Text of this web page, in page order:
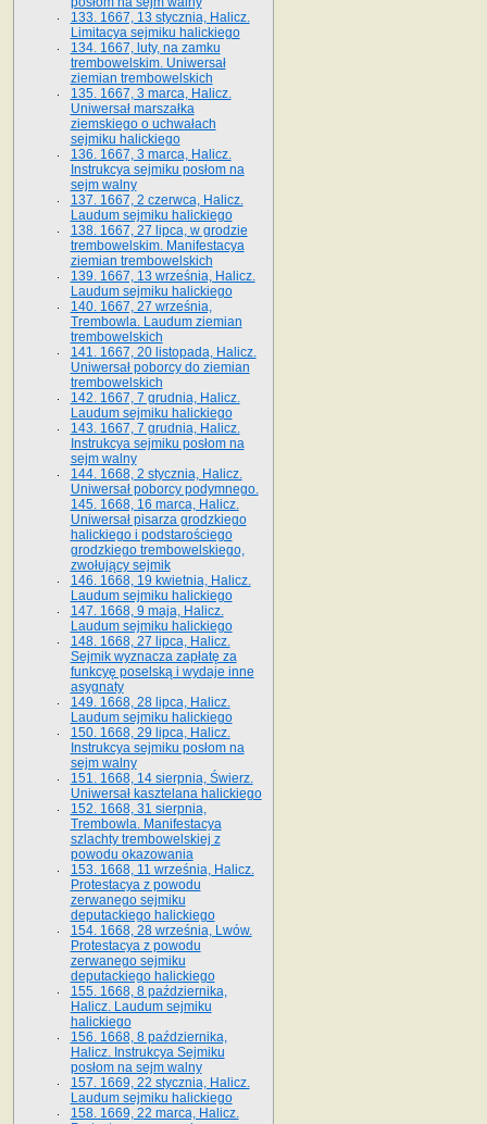
133. 1667, 13 stycznia, Halicz.
Limitacya sejmiku halickiego
134. 1667, luty, na zamku
trembowelskim. Uniwersał
ziemian trembowelskich
135. 1667, 3 marca, Halicz.
Uniwersał marszałka
ziemskiego o uchwałach
sejmiku halickiego
136. 1667, 3 marca, Halicz.
Instrukcya sejmiku posłom na
sejm walny
137. 1667, 2 czerwca, Halicz.
Laudum sejmiku halickiego
138. 1667, 27 lipca, w grodzie
trembowelskim. Manifestacya
ziemian trembowelskich
139. 1667, 13 września, Halicz.
Laudum sejmiku halickiego
140. 1667, 27 września,
Trembowla. Laudum ziemian
trembowelskich
141. 1667, 20 listopada, Halicz.
Uniwersał poborcy do ziemian
trembowelskich
142. 1667, 7 grudnia, Halicz.
Laudum sejmiku halickiego
143. 1667, 7 grudnia, Halicz.
Instrukcya sejmiku posłom na
sejm walny
144. 1668, 2 stycznia, Halicz.
Uniwersał poborcy podymnego.
145. 1668, 16 marca, Halicz.
Uniwersał pisarza grodzkiego
halickiego i podstarościego
grodzkiego trembowelskiego,
zwołujący sejmik
146. 1668, 19 kwietnia, Halicz.
Laudum sejmiku halickiego
147. 1668, 9 maja, Halicz.
Laudum sejmiku halickiego
148. 1668, 27 lipca, Halicz.
Sejmik wyznacza zapłatę za
funkcyę poselską i wydaje inne
asygnaty
149. 1668, 28 lipca, Halicz.
Laudum sejmiku halickiego
150. 1668, 29 lipca, Halicz.
Instrukcya sejmiku posłom na
sejm walny
151. 1668, 14 sierpnia, Świerz.
Uniwersał kasztelana halickiego
152. 1668, 31 sierpnia,
Trembowla. Manifestacya
szlachty trembowelskiej z
powodu okazowania
153. 1668, 11 września, Halicz.
Protestacya z powodu
zerwanego sejmiku
deputackiego halickiego
154. 1668, 28 września, Lwów.
Protestacya z powodu
zerwanego sejmiku
deputackiego halickiego
155. 1668, 8 października,
Halicz. Laudum sejmiku
halickiego
156. 1668, 8 października,
Halicz. Instrukcya Sejmiku
posłom na sejm walny
157. 1669, 22 stycznia, Halicz.
Laudum sejmiku halickiego
158. 1669, 22 marca, Halicz.